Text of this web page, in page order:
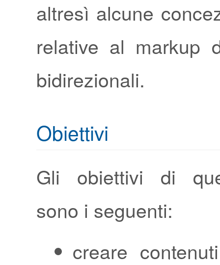
altresì alcune
relative al markup
bidirezionali.
Obiettivi
Gli obiettivi di
sono i seguenti:
creare